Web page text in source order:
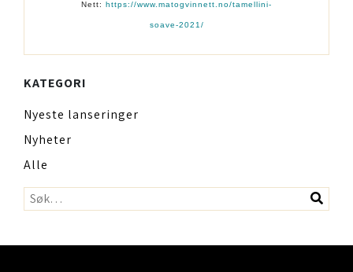
Nett: https://www.matogvinnett.no/tamellini-
soave-2021/
KATEGORI
Nyeste lanseringer
Nyheter
Alle